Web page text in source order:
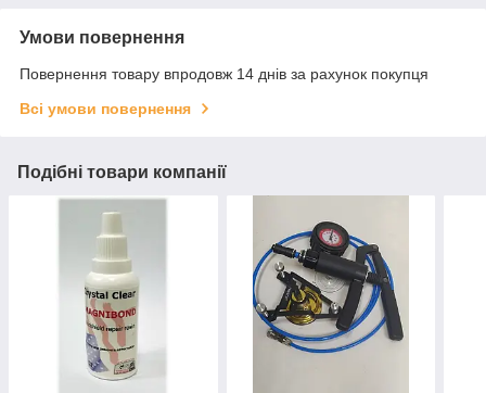
Умови повернення
Повернення товару впродовж 14 днів за рахунок покупця
Всі умови повернення
Подібні товари компанії